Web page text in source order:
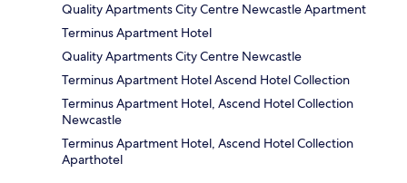
Quality Apartments City Centre Newcastle Apartment
Terminus Apartment Hotel
Quality Apartments City Centre Newcastle
Terminus Apartment Hotel Ascend Hotel Collection
Terminus Apartment Hotel, Ascend Hotel Collection
Newcastle
Terminus Apartment Hotel, Ascend Hotel Collection
Aparthotel